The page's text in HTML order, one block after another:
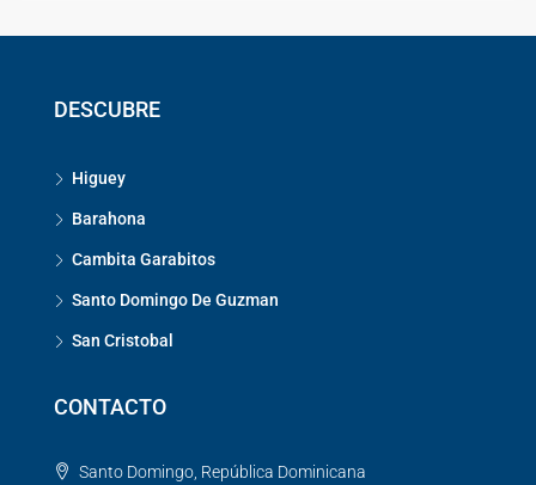
DESCUBRE
Higuey
Barahona
Cambita Garabitos
Santo Domingo De Guzman
San Cristobal
CONTACTO
Santo Domingo, República Dominicana